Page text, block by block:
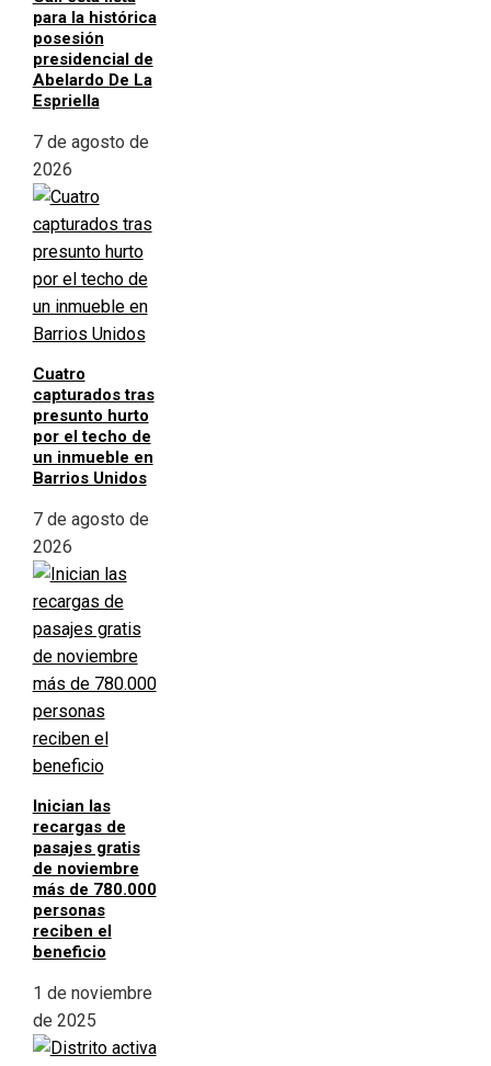
para la histórica
posesión
presidencial de
Abelardo De La
Espriella
7 de agosto de
2026
Cuatro
capturados tras
presunto hurto
por el techo de
un inmueble en
Barrios Unidos
7 de agosto de
2026
Inician las
recargas de
pasajes gratis
de noviembre
más de 780.000
personas
reciben el
beneficio
1 de noviembre
de 2025